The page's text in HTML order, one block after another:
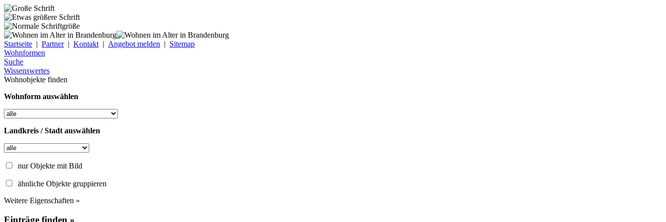
Startseite | Partner| Kontakt | Angebot melden | Sitemap
Wohnformen
Suche
Wissenswertes
Wohnobjekte finden
Wohnform auswählen
Landkreis / Stadt auswählen
nur Objekte mit Bild
ähnliche Objekte gruppieren
Weitere Eigenschaften »
Einträge finden »